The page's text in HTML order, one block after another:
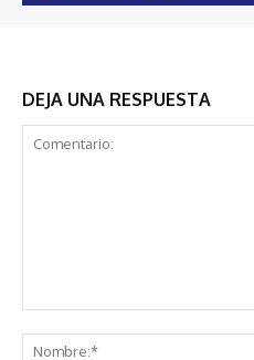
DEJA UNA RESPUESTA